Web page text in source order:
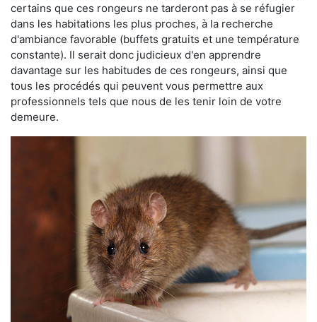
certains que ces rongeurs ne tarderont pas à se réfugier
dans les habitations les plus proches, à la recherche
d'ambiance favorable (buffets gratuits et une température
constante). Il serait donc judicieux d'en apprendre
davantage sur les habitudes de ces rongeurs, ainsi que
tous les procédés qui peuvent vous permettre aux
professionnels tels que nous de les tenir loin de votre
demeure.